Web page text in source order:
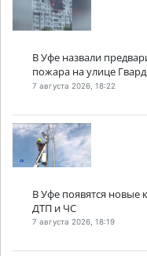
В Уфе назвали
пожара на улице
7 августа 2026, 18:22
В Уфе появятся новые
ДТП и ЧС
7 августа 2026, 18:19